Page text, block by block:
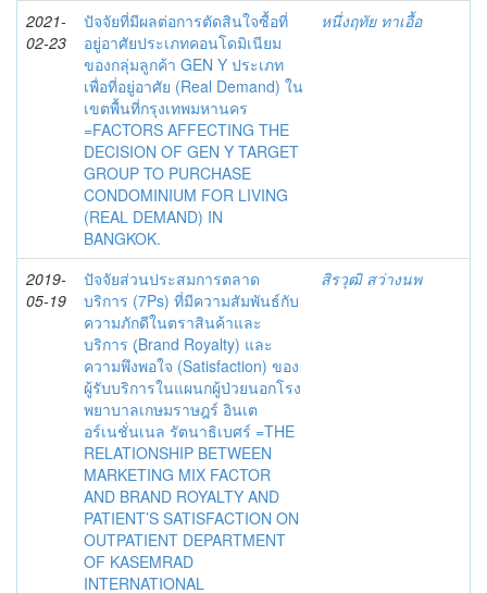
2021-
02-23
ปัจจัยที่มีผลต่อการตัดสินใจซื้อที่
อยู่อาศัยประเภทคอนโดมิเนียม
ของกลุ่มลูกค้า GEN Y ประเภท
เพื่อที่อยู่อาศัย (Real Demand) ใน
เขตพื้นที่กรุงเทพมหานคร
=FACTORS AFFECTING THE
DECISION OF GEN Y TARGET
GROUP TO PURCHASE
CONDOMINIUM FOR LIVING
(REAL DEMAND) IN
BANGKOK.
หนึ่งฤทัย ทาเอื้อ
2019-
05-19
ปัจจัยส่วนประสมการตลาด
บริการ (7Ps) ที่มีความสัมพันธ์กับ
ความภักดีในตราสินค้าและ
บริการ (ฺBrand Royalty) และ
ความพึงพอใจ (Satisfaction) ของ
ผู้รับบริการในแผนกผู้ป่วยนอกโรง
พยาบาลเกษมราษฎร์ อินเต
อร์เนชั่นเนล รัตนาธิเบศร์ =THE
RELATIONSHIP BETWEEN
MARKETING MIX FACTOR
AND BRAND ROYALTY AND
PATIENT’S SATISFACTION ON
OUTPATIENT DEPARTMENT
OF KASEMRAD
INTERNATIONAL
สิรวุฒิ สว่างนพ